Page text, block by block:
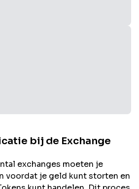
bij de Exchange
exchanges moeten je
voordat je geld kunt storten en